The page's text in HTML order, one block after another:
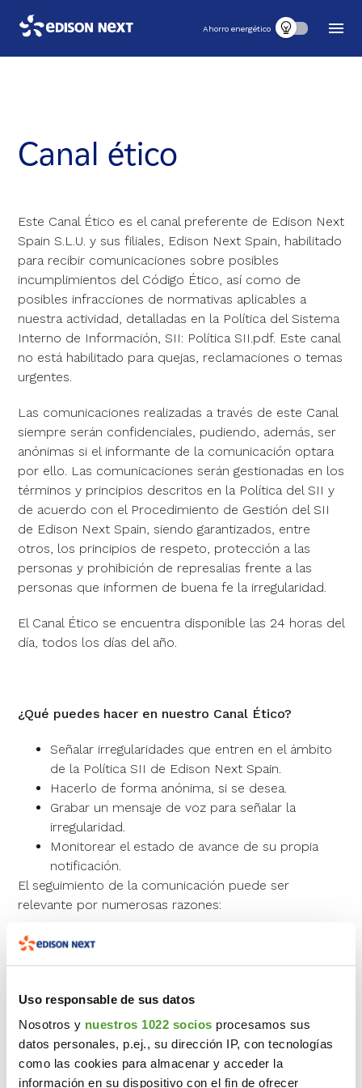
Uso responsable de sus datos
Nosotros y nuestros 1022 socios procesamos sus
datos personales, p.ej., su dirección IP, con tecnologías
como las cookies para almacenar y acceder la
información en su dispositivo con el fin de ofrecer
Ahorro energético
Canal ético
Este Canal Ético es el canal preferente de Edison Next
Spain S.L.U. y sus filiales, Edison Next Spain, habilitado
para recibir comunicaciones sobre posibles
incumplimientos del Código Ético, así como de
posibles infracciones de normativas aplicables a
nuestra actividad, detalladas en la Política del Sistema
Interno de Información, SII: Política SII.pdf. Este canal
no está habilitado para quejas, reclamaciones o temas
urgentes.
Las comunicaciones realizadas a través de este Canal
siempre serán confidenciales, pudiendo, además, ser
anónimas si el informante de la comunicación optara
por ello. Las comunicaciones serán gestionadas en los
términos y principios descritos en la Política del SII y
de acuerdo con el Procedimiento de Gestión del SII
de Edison Next Spain, siendo garantizados, entre
otros, los principios de respeto, protección a las
personas y prohibición de represalias frente a las
personas que informen de buena fe la irregularidad.
El Canal Ético se encuentra disponible las 24 horas del
día, todos los días del año.
¿Qué puedes hacer en nuestro Canal Ético?
Señalar irregularidades que entren en el ámbito
de la Política SII de Edison Next Spain.
Hacerlo de forma anónima, si se desea.
Grabar un mensaje de voz para señalar la
irregularidad.
Monitorear el estado de avance de su propia
notificación.
El seguimiento de la comunicación puede ser
relevante por numerosas razones:
Desea ver el estado de su informe para
informe.
Los administradores del sistema le solicitaron
dar información adicional para ayudarle a
resolver el problema o tomar la acción
apropiada.